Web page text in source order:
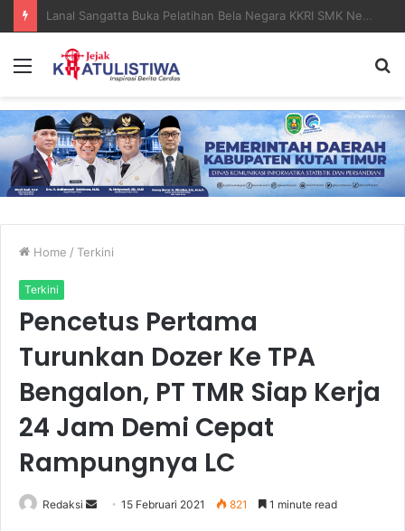
Lanal Sangatta Gelar Khitan Massal Gratis di Desa Muara Bengalon
Menu
Home / Terkini
Terkini
Pencetus Pertama
Turunkan Dozer Ke TPA
Bengalon, PT TMR Siap Kerja
24 Jam Demi Cepat
Rampungnya LC
Redaksi
Send15 Februari 2021 821 1 minute read